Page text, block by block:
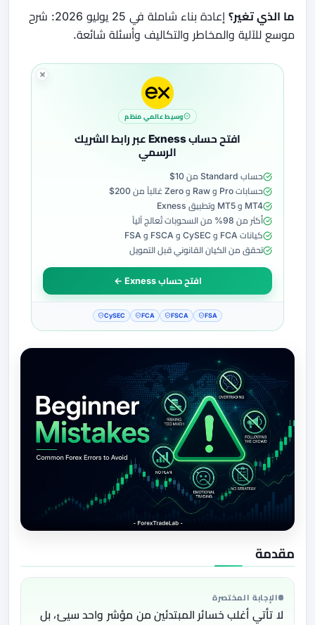
ما الذي تغير؟
إعادة بناء شاملة في 25 يوليو 2026: شرح
موسع للآلية والمخاطر والتكاليف وأسئلة شائعة.
وسيط عالمي منظم
افتح حساب Exness عبر رابط الشريك
الرسمي
حساب Standard من 10$
حسابات Pro و Raw و Zero غالباً من 200$
MT4 و MT5 وتطبيق Exness
أكثر من 98% من السحوبات تُعالج آلياً
كيانات FCA و CySEC و FSCA و FSA
تحقق من الكيان القانوني قبل التمويل
افتح حساب Exness ←
CySEC FCA FSCA FSA
مقدمة
الإجابة المختصرة
لا تأتي أغلب خسائر المبتدئين من مؤشر واحد سيئ، بل